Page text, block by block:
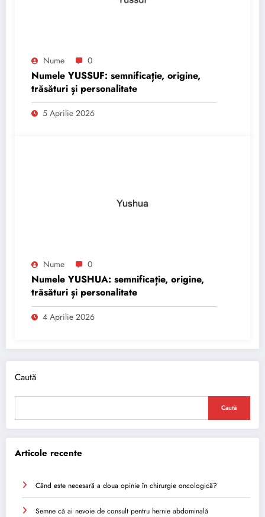
Nume 0
Numele YUSSUF: semnificație, origine,
trăsături și personalitate
5 Aprilie 2026
Nume 0
Numele YUSHUA: semnificație, origine,
trăsături și personalitate
4 Aprilie 2026
Caută
Caută
Articole recente
Când este necesară a doua opinie în chirurgie oncologică?
Semne că ai nevoie de consult pentru hernie abdominală